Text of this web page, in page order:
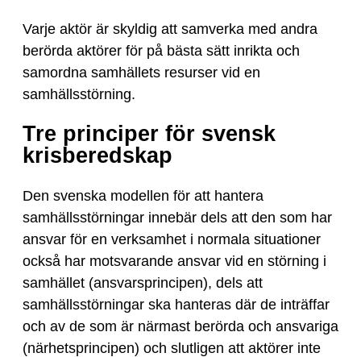
Varje aktör är skyldig att samverka med andra
berörda aktörer för på bästa sätt inrikta och
samordna samhällets resurser vid en
samhällsstörning.
Tre principer för svensk
krisberedskap
Den svenska modellen för att hantera
samhällsstörningar innebär dels att den som har
ansvar för en verksamhet i normala situationer
också har motsvarande ansvar vid en störning i
samhället (ansvarsprincipen), dels att
samhällsstörningar ska hanteras där de inträffar
och av de som är närmast berörda och ansvariga
(närhetsprincipen) och slutligen att aktörer inte